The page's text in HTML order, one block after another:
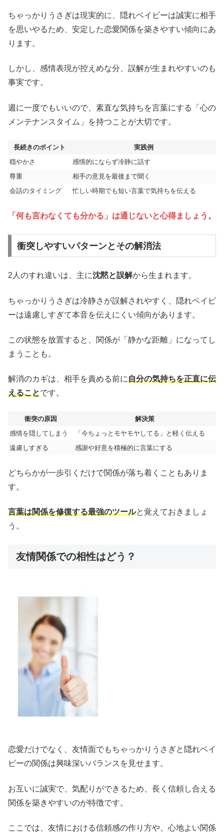
ちゃっかりうさぎは現実的に、隠れベイビーは誠実に相手
を思いやるため、安定した恋愛関係を築きやすい傾向にあ
ります。
しかし、感情表現が控えめな分、誤解が生まれやすいのも
事実です。
週に一度でもいいので、素直な気持ちを言葉にする「心の
メンテナンスタイム」を持つことが大切です。
長続きのポイント
実践例
穏やかさ
感情的にならず冷静に話す
尊重
相手の意見を最後まで聞く
会話のタイミング
忙しい時期でも短い言葉で気持ちを伝える
「何も言わなくても分かる」は通じないと心得ましょう。
衝突しやすいパターンとその解消法
2人のすれ違いは、主に沈黙と誤解から生まれます。
ちゃっかりうさぎは冷静さが誤解されやすく、隠れベイビ
ーは遠慮しすぎて本音を伝えにくい傾向があります。
この状態を放置すると、関係が「静かな距離」になってし
まうことも。
解消のカギは、相手を責める前に自分の気持ちを正直に伝
えることです。
衝突の原因
解決策
感情を隠してしまう
「今ちょっとモヤモヤしてる」と軽く伝える
遠慮しすぎる
感謝や好意を積極的に言葉にする
どちらかが一歩引くだけで関係が落ち着くこともありま
す。
言葉は関係を修復する最強のツールと覚えておきましょ
う。
友情関係での相性はどう？
恋愛だけでなく、友情面でもちゃっかりうさぎと隠れベイ
ビーの関係は興味深いバランスを見せます。
お互いに誠実で、気配りができるため、長く信頼し合える
関係を築きやすいのが特徴です。
ここでは、友情における信頼感の作り方や、心地よい関係